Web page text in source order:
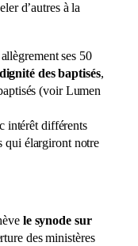
d’autres à la
ses 50
des baptisés,
(voir Lumen
intérêt différents
qui élargiront notre
le synode sur
des ministères